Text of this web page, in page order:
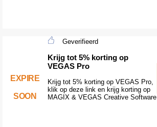
EXPIRE
SOON
Geverifieerd
Krijg tot 5% korting op
VEGAS Pro
Krijg tot 5% korting op VEGAS Pro,
klik op deze link en krijg korting op
MAGIX & VEGAS Creative Software